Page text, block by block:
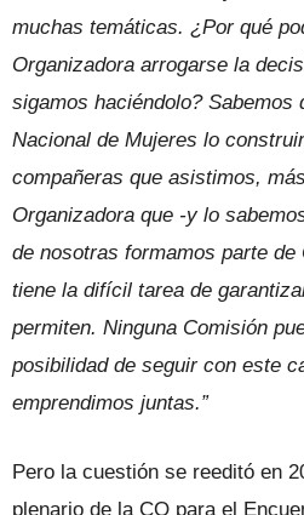
muchas temáticas. ¿Por qué
Organizadora arrogarse la
sigamos haciéndolo? Sabemos
Nacional de Mujeres lo
compañeras que asistimos,
Organizadora que -y lo
de nosotras formamos parte
tiene la difícil tarea de
permiten. Ninguna Comisión
posibilidad de seguir con este
emprendimos juntas.”
Pero la cuestión se reeditó en
plenario de la CO para el